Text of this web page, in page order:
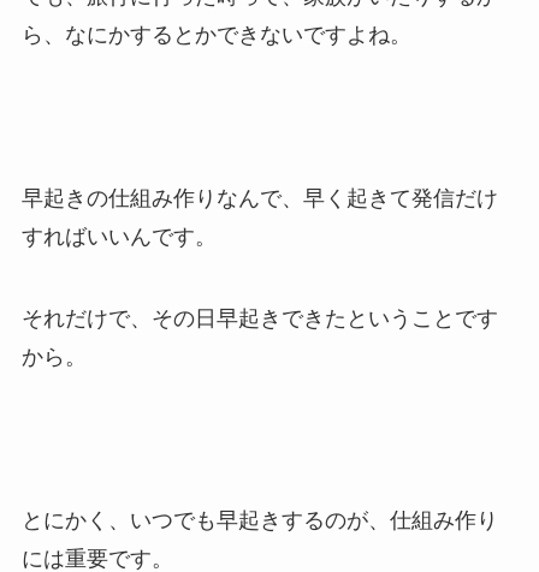
ら、なにかするとかできないですよね。
早起きの仕組み作りなんで、早く起きて発信だけ
すればいいんです。
それだけで、その日早起きできたということです
から。
とにかく、いつでも早起きするのが、仕組み作り
には重要です。